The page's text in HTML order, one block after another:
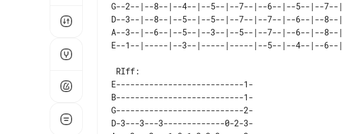
G--2--|--8--|--4--|--5--|--7--|--6--|--5--|--7--|
D--3--|--8--|--5--|--5--|--7--|--7--|--6--|--8--|
A--3--|--6--|--5--|--3--|--5--|--7--|--6--|--8--|
E---------------------------1-
B---------------------------1-
G---------------------------2-
D-3---3---3-------------0-2-3-